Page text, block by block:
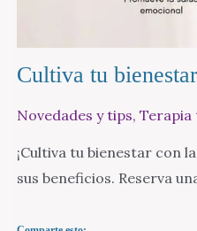
Cultiva tu
Novedades y tips, Terapia
¡Cultiva tu bienestar con
sus beneficios. Reserva